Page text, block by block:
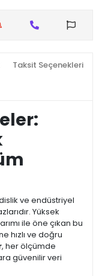
Taksit Seçenekleri
ve endüstriyel
Yüksek
ile öne çıkan bu
hızlı ve doğru
, her ölçümde
güvenilir veri